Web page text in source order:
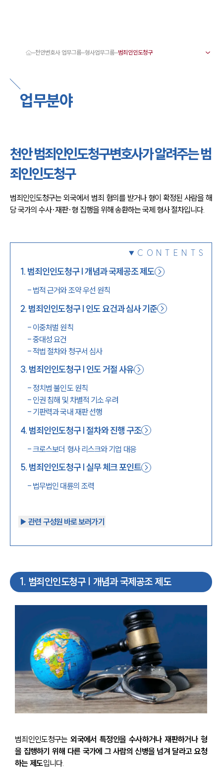
서울·대전·천안변호사
천안형사전문변호사
천안이혼전문변호사
천안학교폭력변호사
천안변호사 주요 업무사례
천안 분사무소 오시는 길
천안변호사상담 상담접수
채용정보
1800-7905
천안변호사 업무그룹 형사업무그룹
업무분야
천안 범죄인인도청구변호사가 알려주는 범
죄인인도청구
범죄인인도청구는 외국에서 범죄 혐의를 받거나 형이 확정된 사람을 해
당 국가의 수사·재판·형 집행을 위해 송환하는 국제 형사 절차입니다.
CONTENTS
1. 범죄인인도청구 | 개념과 국제공조 제도
- 법적 근거와 조약 우선 원칙
2. 범죄인인도청구 | 인도 요건과 심사 기준
- 이중처벌 원칙
-중대성 요건
-적법 절차와 청구서 심사
3. 범죄인인도청구 | 인도 거절 사유
- 정치범 불인도 원칙
- 인권 침해 및 차별적 기소 우려
- 기판력과 국내 재판 선행
4. 범죄인인도청구 | 절차와 진행 구조
-크로스보더 형사 리스크와 기업 대응
5. 범죄인인도청구 | 실무 체크 포인트
- 법무법인 대륜의 조력
▶︎ 관련 구성원 바로 보러가기
1 . 범죄인인도청구 | 개념과 국제공조 제도
범죄인인도청구는 외국에서 특정인을 수사하거나 재판하거나 형
을 집행하기 위해 다른 국가에 그 사람의 신병을 넘겨 달라고 요청
하는 제도입니다.